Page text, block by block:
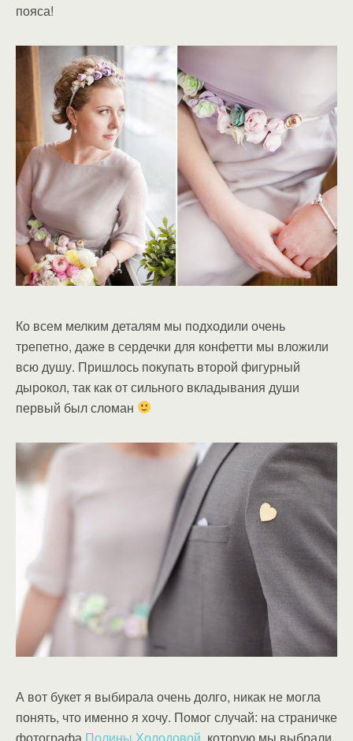
пояса!
Ко всем мелким деталям мы подходили очень
трепетно, даже в сердечки для конфетти мы вложили
всю душу. Пришлось покупать второй фигурный
дырокол, так как от сильного вкладывания души
первый был сломан
А вот букет я выбирала очень долго, никак не могла
понять, что именно я хочу. Помог случай: на страничке
фотографа Полины Холодовой , которую мы выбрали